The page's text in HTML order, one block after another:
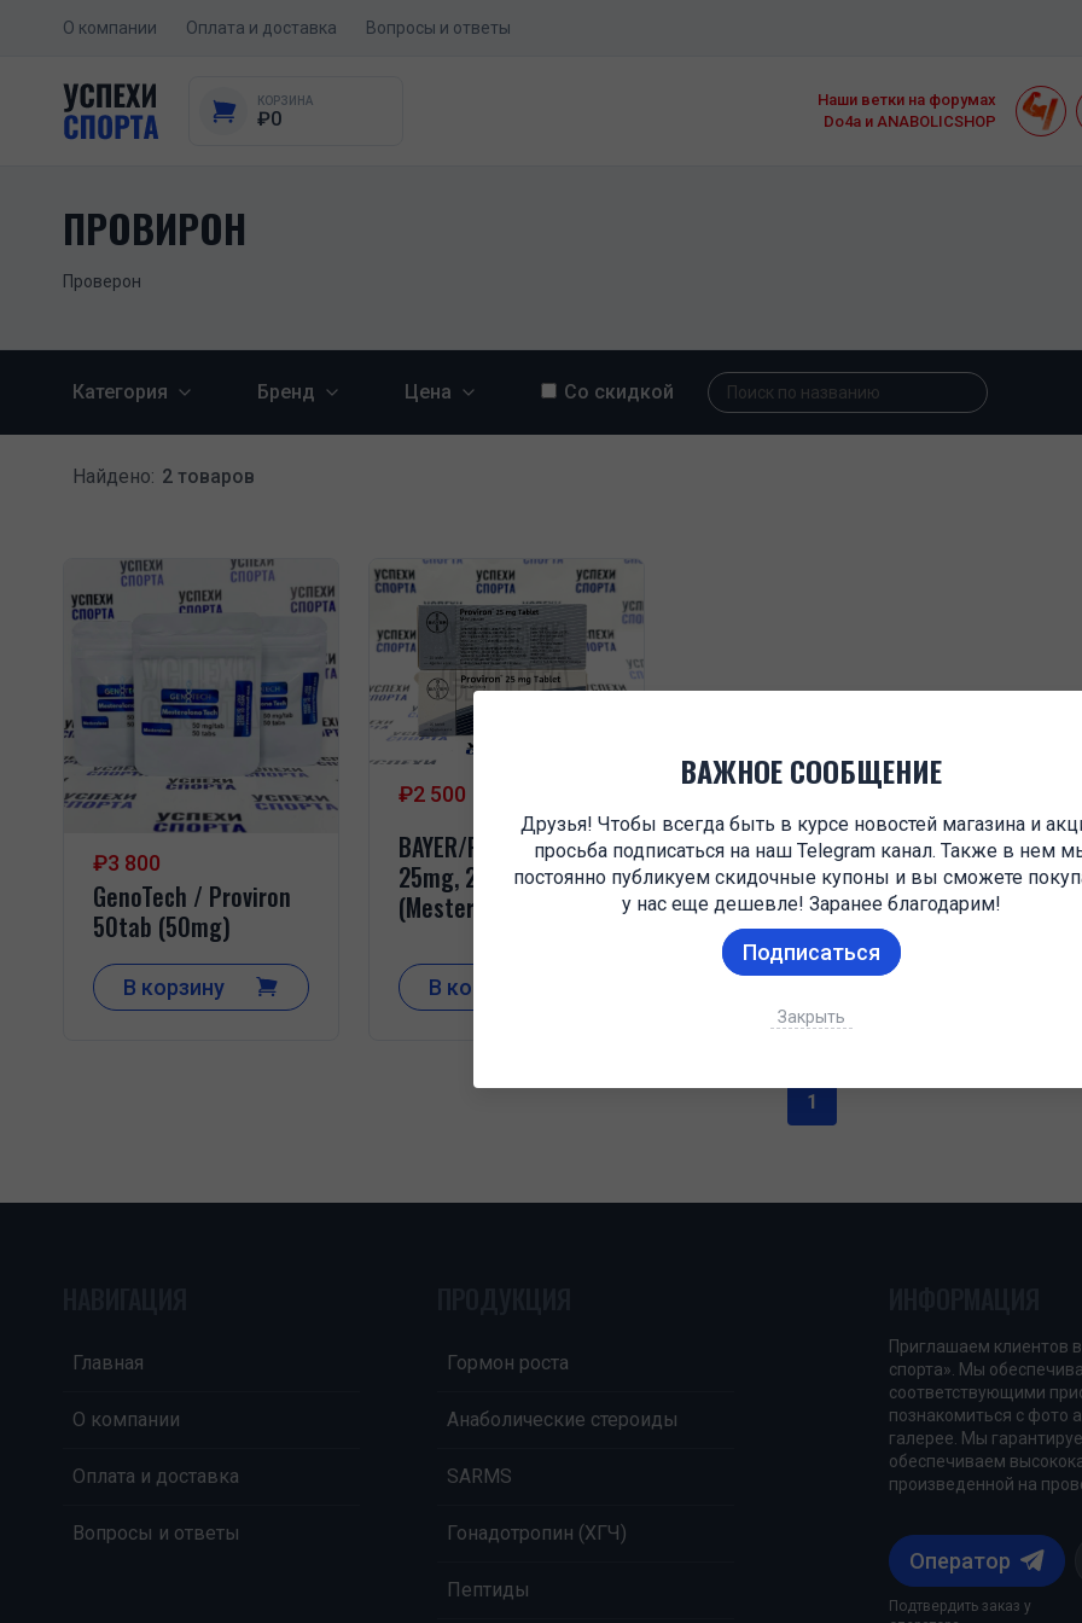
ВАЖНОЕ СООБЩЕНИЕ
Друзья! Чтобы всегда быть в курсе новостей магазина и
просьба подписаться на наш Telegram канал. Также в нем
постоянно публикуем скидочные купоны и вы сможете
у нас еще дешевле! Заранее благодарим!
Подписаться
Закрыть
О компании Оплата и доставка Вопросы и ответы
КОРЗИНА
₽0
Наши ветки на форумах
Do4a и ANABOLICSHOP
ПРОВИРОН
Проверон
Категория Бренд Цена Со скидкой
Найдено: 2 товаров
₽3 800
GenoTech / Proviron
50tab (50mg)
В корзину
₽2 500
BAYER/Proviron
25mg, 20tab
(Mesterolon)
В корзину
1
Главная
О компании
Оплата и доставка
Вопросы и ответы
Гормон роста
Анаболические стероиды
SARMS
Гонадотропин (ХГЧ)
Пептиды
Приглашаем клиентов
спорта». Мы
соответствующими
познакомиться с фото
галерее. Мы
обеспечиваем
произведенной на
Оператор
Подтвердить заказ у